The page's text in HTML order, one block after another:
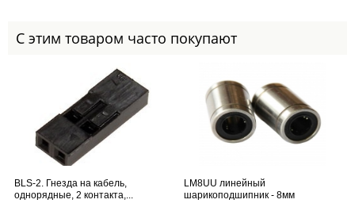
С этим товаром часто покупают
BLS-2. Гнезда на кабель,
однорядные, 2 контакта,...
LM8UU линейный
шарикоподшипник - 8мм